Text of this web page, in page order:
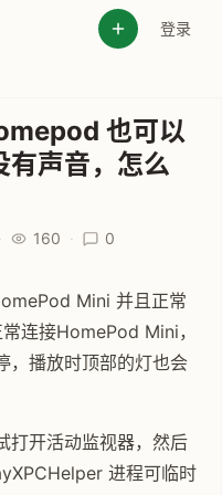
登录
也可以
有声音，怎么
· 160 · 0
Mini 并且正常
连接HomePod Mini，
，播放时顶部的灯也会
打开活动监视器，然后
进程可临时